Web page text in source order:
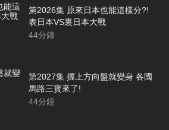
第2026集 原來日本也能這樣分?!
表日本VS裏日本大戰
44分鐘
第2027集 握上方向盤就變身 各國
馬路三寳來了!
44分鐘